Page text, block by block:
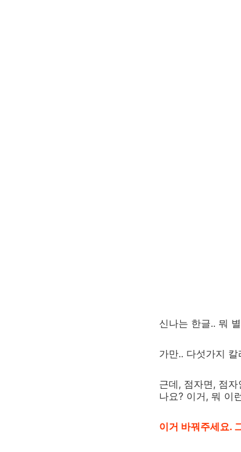
신나는 한글.. 뭐
가만.. 다섯가지 칼
근데, 점자면, 점
나요? 이거, 뭐 이
이거 바꿔주세요.